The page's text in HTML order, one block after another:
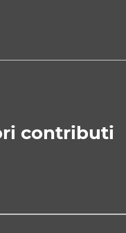
contributi